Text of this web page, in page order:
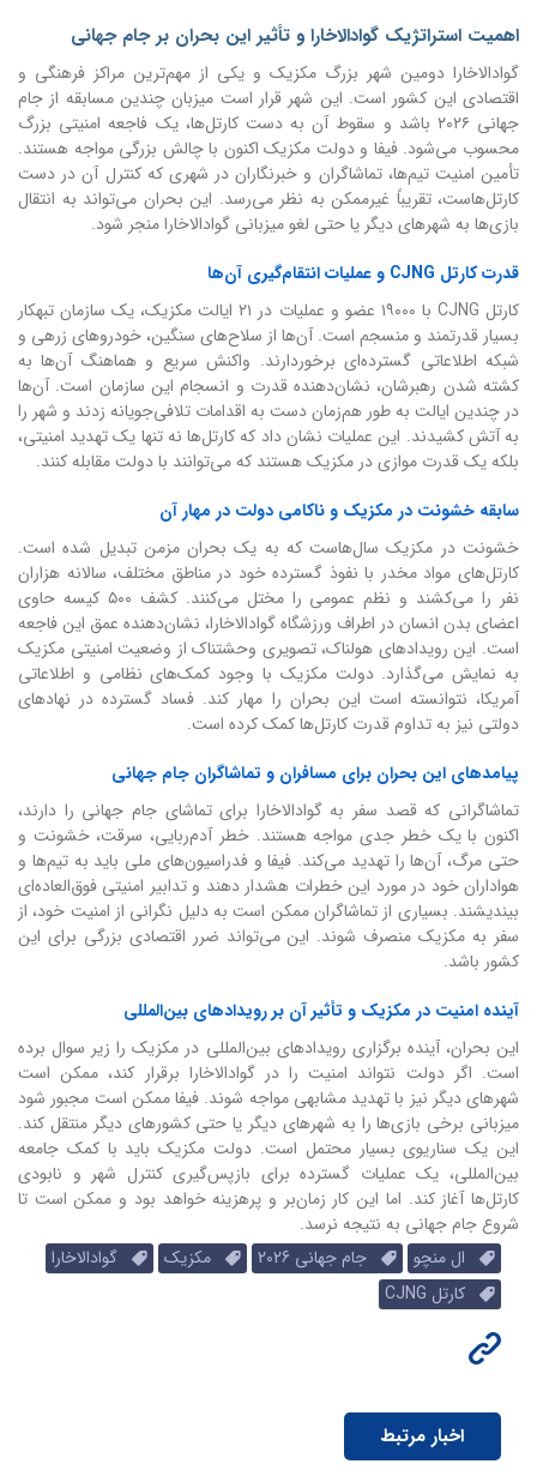
اهمیت استراتژیک گوادالاخارا و تأثیر این بحران بر جام جهانی
گوادالاخارا دومین شهر بزرگ مکزیک و یکی از مهم‌ترین مراکز فرهنگی و
اقتصادی این کشور است. این شهر قرار است میزبان چندین مسابقه از جام
جهانی ۲۰۲۶ باشد و سقوط آن به دست کارتل‌ها، یک فاجعه امنیتی بزرگ
محسوب می‌شود. فیفا و دولت مکزیک اکنون با چالش بزرگی مواجه هستند.
تأمین امنیت تیم‌ها، تماشاگران و خبرنگاران در شهری که کنترل آن در دست
کارتل‌هاست، تقریباً غیرممکن به نظر می‌رسد. این بحران می‌تواند به انتقال
بازی‌ها به شهرهای دیگر یا حتی لغو میزبانی گوادالاخارا منجر شود.
قدرت کارتل CJNG و عملیات انتقام‌گیری آن‌ها
کارتل CJNG با ۱۹۰۰۰ عضو و عملیات در ۲۱ ایالت مکزیک، یک سازمان تبهکار
بسیار قدرتمند و منسجم است. آن‌ها از سلاح‌های سنگین، خودروهای زرهی و
شبکه اطلاعاتی گسترده‌ای برخوردارند. واکنش سریع و هماهنگ آن‌ها به
کشته شدن رهبرشان، نشان‌دهنده قدرت و انسجام این سازمان است. آن‌ها
در چندین ایالت به طور هم‌زمان دست به اقدامات تلافی‌جویانه زدند و شهر را
به آتش کشیدند. این عملیات نشان داد که کارتل‌ها نه تنها یک تهدید امنیتی،
بلکه یک قدرت موازی در مکزیک هستند که می‌توانند با دولت مقابله کنند.
سابقه خشونت در مکزیک و ناکامی دولت در مهار آن
خشونت در مکزیک سال‌هاست که به یک بحران مزمن تبدیل شده است.
کارتل‌های مواد مخدر با نفوذ گسترده خود در مناطق مختلف، سالانه هزاران
نفر را می‌کشند و نظم عمومی را مختل می‌کنند. کشف ۵۰۰ کیسه حاوی
اعضای بدن انسان در اطراف ورزشگاه گوادالاخارا، نشان‌دهنده عمق این فاجعه
است. این رویدادهای هولناک، تصویری وحشتناک از وضعیت امنیتی مکزیک
به نمایش می‌گذارد. دولت مکزیک با وجود کمک‌های نظامی و اطلاعاتی
آمریکا، نتوانسته است این بحران را مهار کند. فساد گسترده در نهادهای
دولتی نیز به تداوم قدرت کارتل‌ها کمک کرده است.
پیامدهای این بحران برای مسافران و تماشاگران جام جهانی
تماشاگرانی که قصد سفر به گوادالاخارا برای تماشای جام جهانی را دارند،
اکنون با یک خطر جدی مواجه هستند. خطر آدم‌ربایی، سرقت، خشونت و
حتی مرگ، آن‌ها را تهدید می‌کند. فیفا و فدراسیون‌های ملی باید به تیم‌ها و
هواداران خود در مورد این خطرات هشدار دهند و تدابیر امنیتی فوق‌العاده‌ای
بیندیشند. بسیاری از تماشاگران ممکن است به دلیل نگرانی از امنیت خود، از
سفر به مکزیک منصرف شوند. این می‌تواند ضرر اقتصادی بزرگی برای این
کشور باشد.
آینده امنیت در مکزیک و تأثیر آن بر رویدادهای بین‌المللی
این بحران، آینده برگزاری رویدادهای بین‌المللی در مکزیک را زیر سوال برده
است. اگر دولت نتواند امنیت را در گوادالاخارا برقرار کند، ممکن است
شهرهای دیگر نیز با تهدید مشابهی مواجه شوند. فیفا ممکن است مجبور شود
میزبانی برخی بازی‌ها را به شهرهای دیگر یا حتی کشورهای دیگر منتقل کند.
این یک سناریوی بسیار محتمل است. دولت مکزیک باید با کمک جامعه
بین‌المللی، یک عملیات گسترده برای بازپس‌گیری کنترل شهر و نابودی
کارتل‌ها آغاز کند. اما این کار زمان‌بر و پرهزینه خواهد بود و ممکن است تا
شروع جام جهانی به نتیجه نرسد.
ال منچو
جام جهانی 2026 مکزیک
گوادالاخارا
کارتل CJNG
اخبار مرتبط